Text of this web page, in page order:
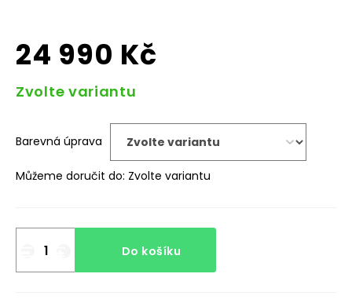
24 990 Kč
Měrná
cena:
Zvolte variantu
Barevná úprava
Můžeme doručit do: Zvolte variantu
Do košíku